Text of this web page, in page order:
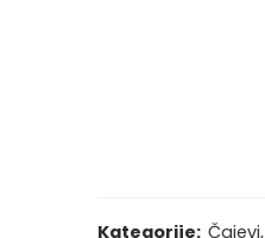
Kategorije: Čajevi,